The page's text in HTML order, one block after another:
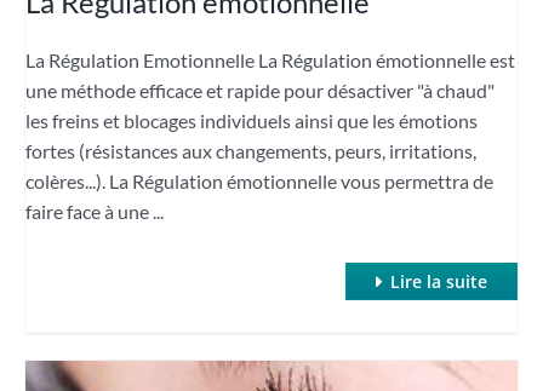
La Régulation Emotionnelle La Régulation émotionnelle est
une méthode efficace et rapide pour désactiver "à chaud"
les freins et blocages individuels ainsi que les émotions
fortes (résistances aux changements, peurs, irritations,
colères...). La Régulation émotionnelle vous permettra de
faire face à une ...
Lire la suite